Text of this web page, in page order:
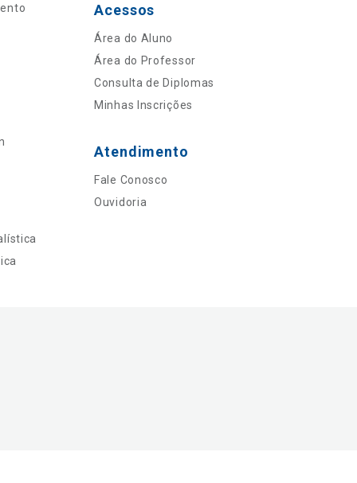
Acessos
Área do Aluno
Área do Professor
Consulta de Diplomas
Minhas Inscrições
Atendimento
Fale Conosco
Ouvidoria